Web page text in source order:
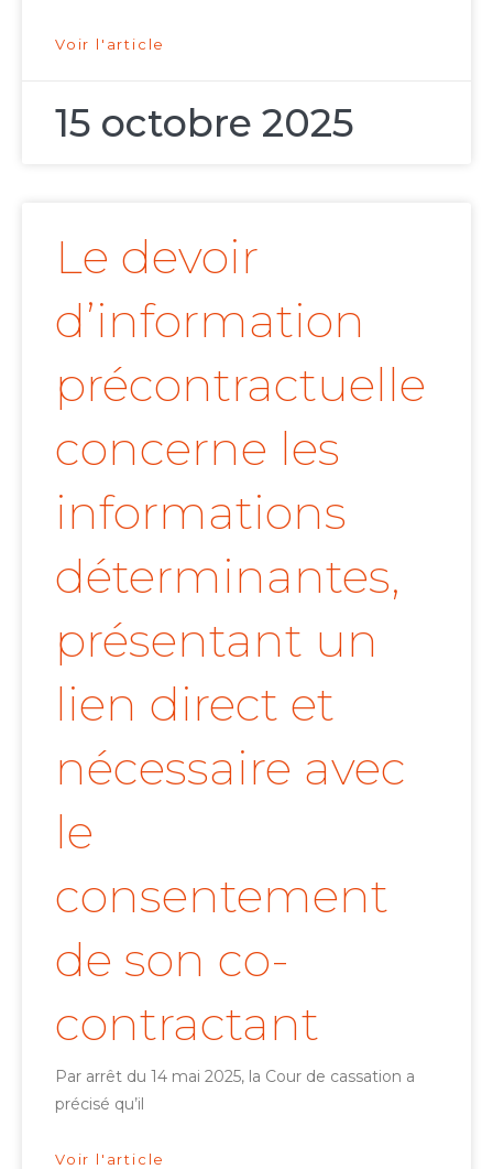
Voir l'article
15 octobre 2025
Le devoir
d’information
précontractuelle
concerne les
informations
déterminantes,
présentant un
lien direct et
nécessaire avec
le
consentement
de son co-
contractant
Par arrêt du 14 mai 2025, la Cour de cassation a
précisé qu’il
Voir l'article